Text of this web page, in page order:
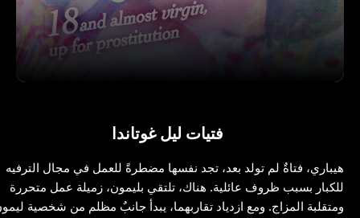
فتيات ليل غوتاندا
هيباري، فتاةٌ لم تولد بعد، تجد نفسها مضطرةً للعمل في مجال الترفيه
للكبار بسبب ظروف عائلية. هناك، تلتقي بليمون، زميلة عمل متحررة
ومتقلبة المزاج. ومع ازدياد تقاربهما، يبدأ جانبٌ مظلم من شخصية